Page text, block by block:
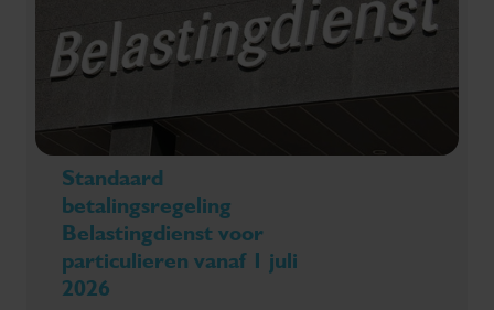
Standaard
betalingsregeling
Belastingdienst voor
particulieren vanaf 1 juli
2026